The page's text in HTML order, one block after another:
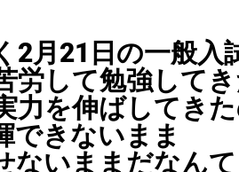
2月21日の一般入
労して勉強してき
力を伸ばしてきた
できないまま
ないままだなんて